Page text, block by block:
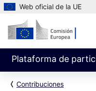
Web oficial de la UE
Plataforma de
Contribuciones